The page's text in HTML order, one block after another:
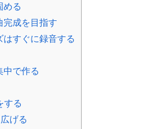
める
成を目指す
すぐに録音する
で作る
する
げる